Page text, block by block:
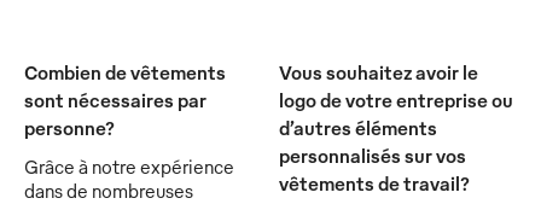
Combien de vêtements
sont nécessaires par
personne?
Grâce à notre expérience
dans de nombreuses
Vous souhaitez avoir le
logo de votre entreprise ou
d’autres éléments
personnalisés sur vos
vêtements de travail?